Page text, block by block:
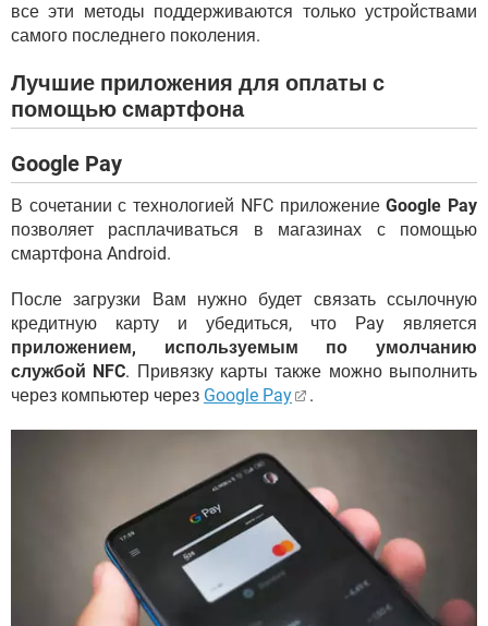
все эти методы поддерживаются только устройствами
самого последнего поколения.
Лучшие приложения для оплаты с
помощью смартфона
Google Pay
В сочетании с технологией NFC приложениеGoogle Pay
позволяет расплачиваться в магазинах с помощью
смартфона Android.
После загрузки Вам нужно будет связать ссылочную
кредитную карту и убедиться, что Pay является
приложением, используемым по умолчанию
службой NFC. Привязку карты также можно выполнить
через компьютер через Google Pay .